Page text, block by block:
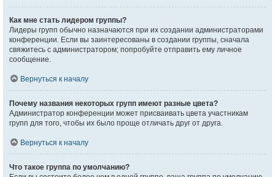
Как мне стать лидером группы?
Лидеры групп обычно назначаются при их создании администраторами
конференции. Если вы заинтересованы в создании группы, сначала
свяжитесь с администратором; попробуйте отправить ему личное
сообщение.
Вернуться к началу
Почему названия некоторых групп имеют разные цвета?
Администратор конференции может присваивать цвета участникам
групп для того, чтобы их было проще отличать друг от друга.
Вернуться к началу
Что такое группа по умолчанию?